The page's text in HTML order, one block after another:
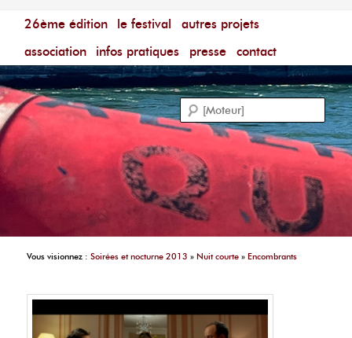
Menu principal
aller au contenu principal
aller au contenu secondaire
26ème édition le festival
autres projets
association
infos pratiques presse contact
Festival du Film Court Francophone – [Un poing c'est
Vous visionnez :Soirées et nocturne 2013 »Nuit courte »Encombrants